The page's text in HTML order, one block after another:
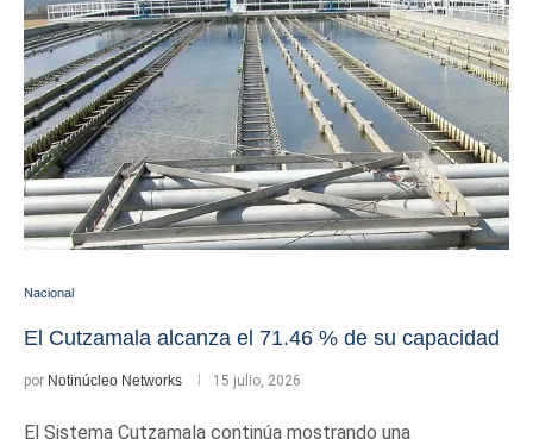
Nacional
El Cutzamala alcanza el 71.46 % de su capacidad
por Notinúcleo Networks 15 julio, 2026
El Sistema Cutzamala continúa mostrando una